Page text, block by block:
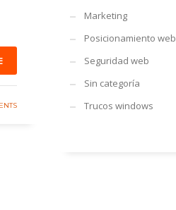
Marketing
Posicionamiento web
Seguridad web
Sin categoría
Trucos windows